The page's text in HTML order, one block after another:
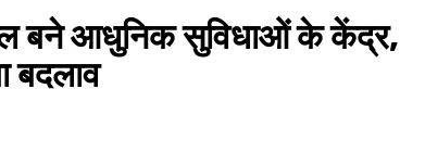
बने आधुनिक सुविधाओं के केंद्र,
बदलाव